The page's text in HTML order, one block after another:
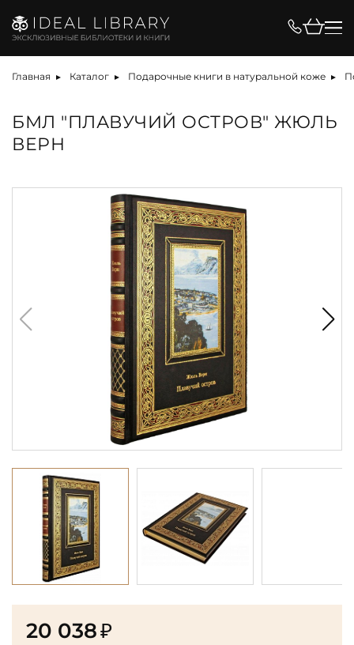
Главная Каталог Подарочные книги в натуральной коже
БМЛ "ПЛАВУЧИЙ ОСТРОВ" ЖЮЛЬ
ВЕРН
20 038₽